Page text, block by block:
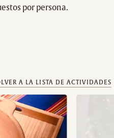
por persona.
A LA LISTA DE ACTIVIDADES